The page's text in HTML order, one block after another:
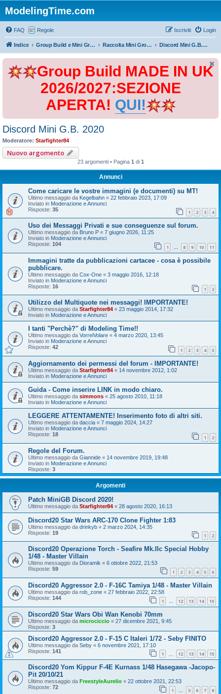
ModelingTime.com
FAQ Regole Login
Iscriviti
Indice Group Build e Mini Group Build Raccolta Mini Group Build Discord Mini G.B. 2020
Group Build MADE IN UK
2026/2027:SEZIONE
APERTA! QUI!
Discord Mini G.B. 2020
Moderatore: Starfighter84
Nuovo argomento
23 argomenti • Pagina 1 di 1
Annunci
Come caricare le vostre immagini (e documenti) su MT!
Ultimo messaggio da Kegelbahn « 22 febbraio 2023, 17:09
Inviato in Moderazione e Annunci
Risposte: 35 1 2 3 4
Uso dei Messaggi Privati e sue conseguenze sul forum.
Ultimo messaggio da Bruno P « 7 giugno 2026, 11:25
Inviato in Moderazione e Annunci
Risposte: 104 1 … 8 9 10 11
Immagini tratte da pubblicazioni cartacee - cosa è possibile
pubblicare.
Ultimo messaggio da Cox-One « 3 maggio 2016, 12:18
Inviato in Moderazione e Annunci
Risposte: 16 1 2
Utilizzo del Multiquote nei messaggi! IMPORTANTE!
Ultimo messaggio da Starfighter84 « 23 maggio 2014, 17:32
Inviato in Moderazione e Annunci
I tanti "Perchè?" di Modeling Time!!
Ultimo messaggio da VorreiVolare « 4 marzo 2020, 13:45
Inviato in Moderazione e Annunci
Risposte: 42 1 2 3 4 5
Aggiornamento dei permessi del forum - IMPORTANTE!
Ultimo messaggio da Starfighter84 « 14 novembre 2012, 1:02
Inviato in Moderazione e Annunci
Guida - Come inserire LINK in modo chiaro.
Ultimo messaggio da simmons « 25 agosto 2010, 11:18
Inviato in Moderazione e Annunci
LEGGERE ATTENTAMENTE! Inserimento foto di altri siti.
Ultimo messaggio da daccia « 7 maggio 2024, 14:27
Inviato in Moderazione e Annunci
Risposte: 18 1 2
Regole del Forum.
Ultimo messaggio da Giannide « 14 novembre 2019, 19:48
Inviato in Moderazione e Annunci
Risposte: 3
Argomenti
Patch MiniGB Discord 2020!
Ultimo messaggio da Starfighter84 « 28 agosto 2020, 16:13
Discord20 Star Wars ARC-170 Clone Fighter 1:83
Ultimo messaggio da drinkyb « 2 marzo 2024, 14:35
Risposte: 19 1 2
Discord20 Operazione Torch - Seafire Mk.IIc Special Hobby
1/48 - Master Villain
Ultimo messaggio da Dioramik « 6 ottobre 2022, 21:53
Risposte: 59 1 2 3 4 5 6
Discord20 Aggressor 2.0 - F-16C Tamiya 1/48 - Master Villain
Ultimo messaggio da rob_zone « 27 febbraio 2022, 22:58
Risposte: 144 1 … 12 13 14 15
Discord20 Star Wars Obi Wan Kenobi 70mm
Ultimo messaggio da microciccio « 27 dicembre 2021, 9:45
Risposte: 3
Discord20 Aggressor 2.0 - F-15 C Italeri 1/72 - Seby FINITO
Ultimo messaggio da Seby « 6 novembre 2021, 17:10
Risposte: 141 1 12 13 14 15
Discord20 Yom Kippur F-4E Kurnass 1/48 Hasegawa -Jacopo-
Pit 20/10/21
Ultimo messaggio da FreestyleAurelio « 22 ottobre 2021, 22:53
Risposte: 72 1 … 5 6 7 8